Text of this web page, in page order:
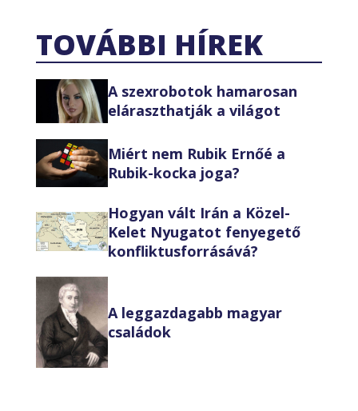
TOVÁBBI HÍREK
A szexrobotok hamarosan
eláraszthatják a világot
Miért nem Rubik Ernőé a
Rubik-kocka joga?
Hogyan vált Irán a Közel-
Kelet Nyugatot fenyegető
konfliktusforrásává?
A leggazdagabb magyar
családok